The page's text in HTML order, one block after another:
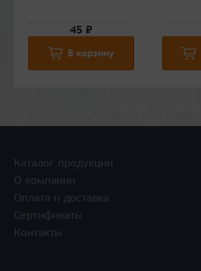
45 ₽
В корзину
Каталог продукции
О компании
Оплата и доставка
Сертификаты
Контакты